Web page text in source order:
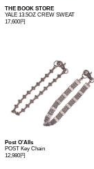
THE BOOK STORE
YALE 13.5OZ CREW SWEAT
17,600円
Post O'Alls
POST Key Chain
12,980円